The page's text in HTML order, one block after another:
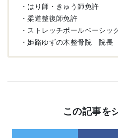
・はり師・きゅう師免許
・柔道整復師免許
・ストレッチポールベーシッ
・姫路ゆずの木整骨院 院長
この記事を